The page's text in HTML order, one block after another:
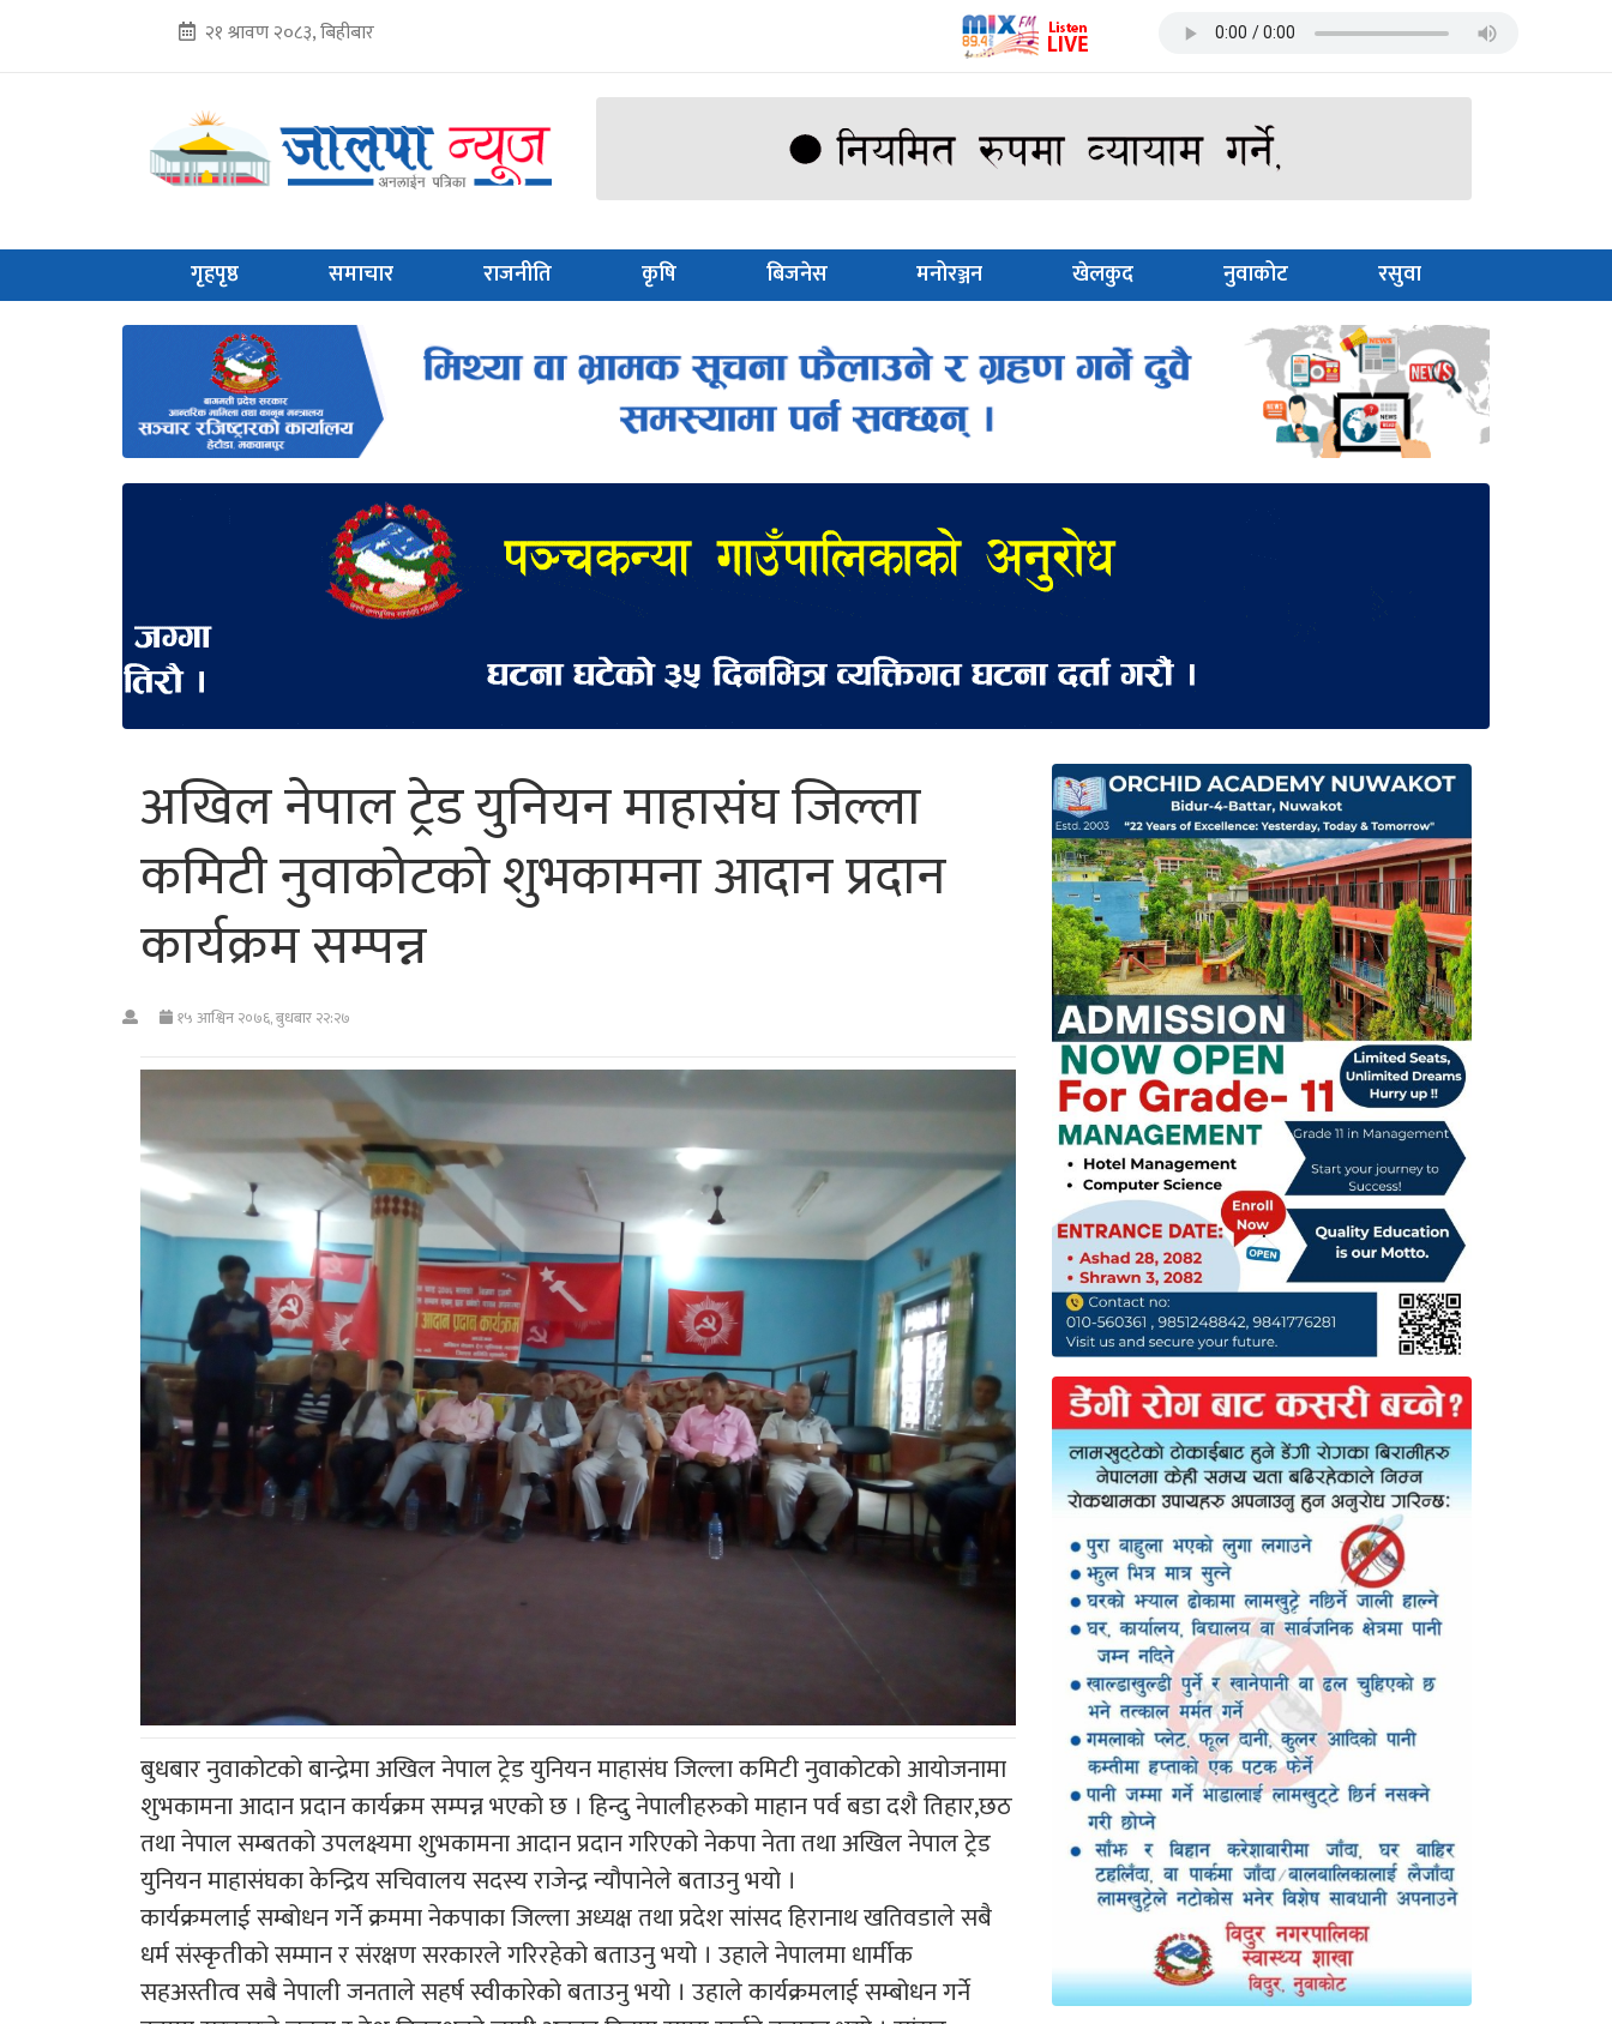
२१ श्रावण २०८३, बिहीबार
गृहपृष्ठ समाचार राजनीति कृषि बिजनेस मनोरञ्जन खेलकुद नुवाकोट रसुवा
अखिल नेपाल ट्रेड युनियन माहासंघ जिल्ला
कमिटी नुवाकोटको शुभकामना आदान प्रदान
कार्यक्रम सम्पन्न
१५ आश्विन २०७६, बुधबार २२:२७
बुधबार नुवाकोटको बान्द्रेमा अखिल नेपाल ट्रेड युनियन माहासंघ जिल्ला कमिटी नुवाकोटको आयोजनामा
शुभकामना आदान प्रदान कार्यक्रम सम्पन्न भएको छ । हिन्दु नेपालीहरुको माहान पर्व बडा दशै तिहार,छठ
तथा नेपाल सम्बतको उपलक्ष्यमा शुभकामना आदान प्रदान गरिएको नेकपा नेता तथा अखिल नेपाल ट्रेड
युनियन माहासंघका केन्द्रिय सचिवालय सदस्य राजेन्द्र न्यौपानेले बताउनु भयो ।
कार्यक्रमलाई सम्बोधन गर्ने क्रममा नेकपाका जिल्ला अध्यक्ष तथा प्रदेश सांसद हिरानाथ खतिवडाले सबै
धर्म संस्कृतीको सम्मान र संरक्षण सरकारले गरिरहेको बताउनु भयो । उहाले नेपालमा धार्मीक
सहअस्तीत्व सबै नेपाली जनताले सहर्ष स्वीकारेको बताउनु भयो । उहाले कार्यक्रमलाई सम्बोधन गर्ने